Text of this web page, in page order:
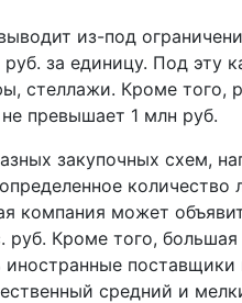
из-под
за единицу. Под эту
стеллажи. Кроме того,
превышает 1 млн руб.
закупочных схем,
количество
может
Кроме того, большая
поставщики
средний и